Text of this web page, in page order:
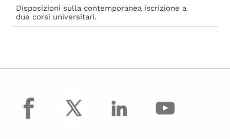
Disposizioni sulla contemporanea iscrizione a
due corsi universitari.
facebook